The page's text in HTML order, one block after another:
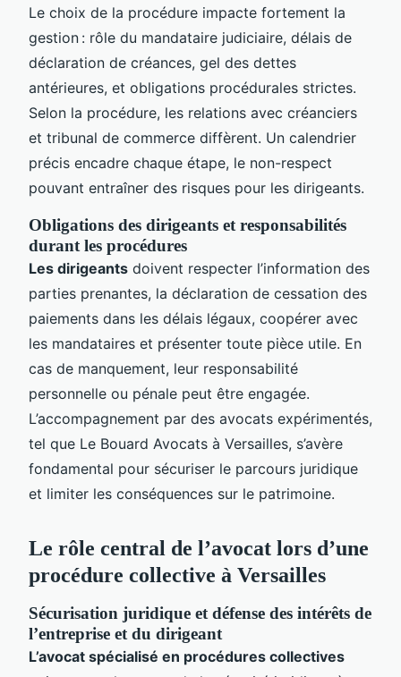
Le choix de la procédure impacte fortement la
gestion : rôle du mandataire judiciaire, délais de
déclaration de créances, gel des dettes
antérieures, et obligations procédurales strictes.
Selon la procédure, les relations avec créanciers
et tribunal de commerce diffèrent. Un calendrier
précis encadre chaque étape, le non-respect
pouvant entraîner des risques pour les dirigeants.
Obligations des dirigeants et responsabilités
durant les procédures
Les dirigeants doivent respecter l’information des
parties prenantes, la déclaration de cessation des
paiements dans les délais légaux, coopérer avec
les mandataires et présenter toute pièce utile. En
cas de manquement, leur responsabilité
personnelle ou pénale peut être engagée.
L’accompagnement par des avocats expérimentés,
tel que Le Bouard Avocats à Versailles, s’avère
fondamental pour sécuriser le parcours juridique
et limiter les conséquences sur le patrimoine.
Le rôle central de l’avocat lors d’une
procédure collective à Versailles
Sécurisation juridique et défense des intérêts de
l’entreprise et du dirigeant
L’avocat spécialisé en procédures collectives